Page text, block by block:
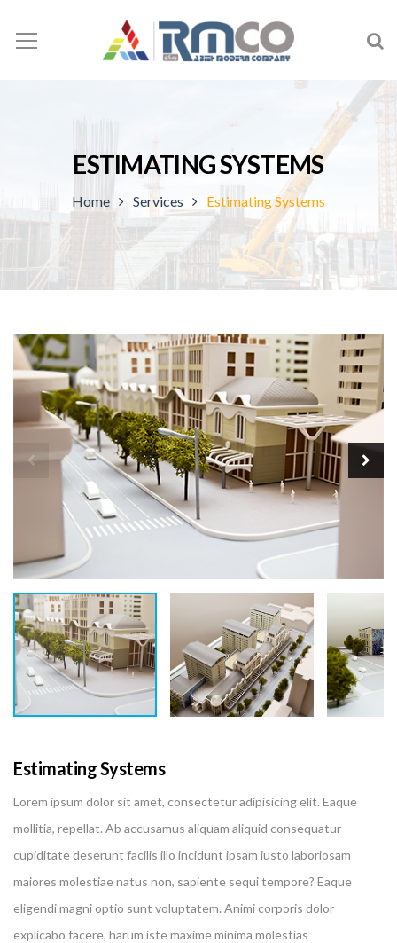
ESTIMATING SYSTEMS
Home Services Estimating Systems
Estimating Systems
Lorem ipsum dolor sit amet, consectetur adipisicing elit. Eaque
mollitia, repellat. Ab accusamus aliquam aliquid consequatur
cupiditate deserunt facilis illo incidunt ipsam iusto laboriosam
maiores molestiae natus non, sapiente sequi tempore? Eaque
eligendi magni optio sunt voluptatem. Animi corporis dolor
explicabo facere, harum iste maxime minima molestias